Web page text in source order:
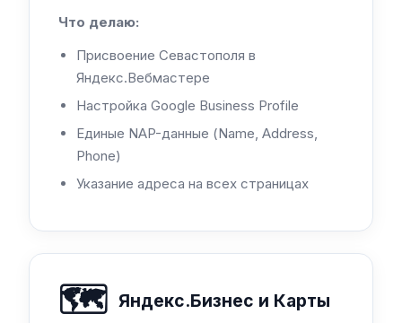
Что делаю:
Присвоение Севастополя в
Яндекс.Вебмастере
Настройка Google Business Profile
Единые NAP-данные (Name, Address,
Phone)
Указание адреса на всех страницах
🗺️ Яндекс.Бизнес и Карты